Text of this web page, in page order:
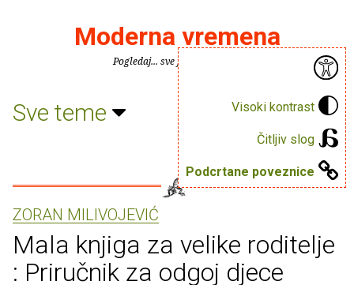
Visoki kontrast
Čitljiv slog
Podcrtane poveznice
Moderna vremena
Pogledaj... sve je puno knjiga.
Sve teme
ZORAN MILIVOJEVIĆ
Mala knjiga za velike roditelje
: Priručnik za odgoj djece